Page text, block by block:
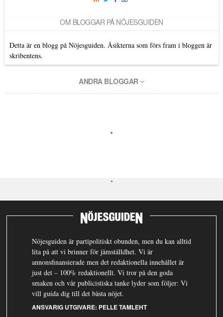
OM BLOGGAR PÅ NÖJESGUIDEN
Detta är en blogg på Nöjesguiden. Åsikterna som förs fram i bloggen är
skribentens.
ANDRA BLOGGAR
Nöjesguiden är partipolitiskt obunden, men du kan alltid
lita på att vi brinner för jämställdhet. Vi är
annonsfinansierade men det redaktionella innehållet är
just det – 100% redaktionellt. Vi tror på den goda
smaken och vår publicistiska tanke lyder som följer: Vi
vill guida dig till det bästa nöjet.
ANSVARIG UTGIVARE: PELLE TAMLEHT